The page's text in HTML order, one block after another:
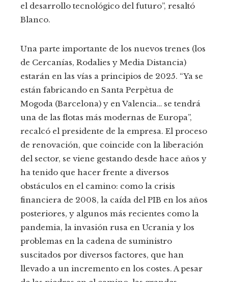
el desarrollo tecnológico del futuro”, resaltó
Blanco.
Una parte importante de los nuevos trenes (los
de Cercanías, Rodalies y Media Distancia)
estarán en las vías a principios de 2025. “Ya se
están fabricando en Santa Perpètua de
Mogoda (Barcelona) y en Valencia… se tendrá
una de las flotas más modernas de Europa”,
recalcó el presidente de la empresa. El proceso
de renovación, que coincide con la liberación
del sector, se viene gestando desde hace años y
ha tenido que hacer frente a diversos
obstáculos en el camino: como la crisis
financiera de 2008, la caída del PIB en los años
posteriores, y algunos más recientes como la
pandemia, la invasión rusa en Ucrania y los
problemas en la cadena de suministro
suscitados por diversos factores, que han
llevado a un incremento en los costes. A pesar